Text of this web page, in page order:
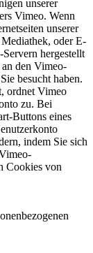
unserer
Vimeo. Wenn
unserer
oder E-
hergestellt
den Vimeo-
besucht haben.
ordnet Vimeo
zu. Bei
Buttons eines
indem Sie sich
Cookies von